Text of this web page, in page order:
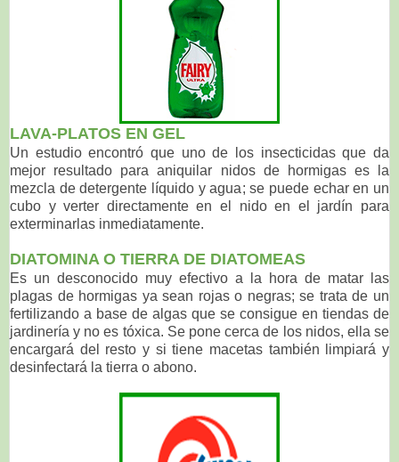
LAVA-PLATOS EN GEL
Un estudio encontró que uno de los insecticidas que da
mejor resultado para aniquilar nidos de hormigas es la
mezcla de detergente líquido y agua; se puede echar en un
cubo y verter directamente en el nido en el jardín para
exterminarlas inmediatamente.
DIATOMINA O TIERRA DE DIATOMEAS
Es un desconocido muy efectivo a la hora de matar las
plagas de hormigas ya sean rojas o negras; se trata de un
fertilizando a base de algas que se consigue en tiendas de
jardinería y no es tóxica. Se pone cerca de los nidos, ella se
encargará del resto y si tiene macetas también limpiará y
desinfectará la tierra o abono.